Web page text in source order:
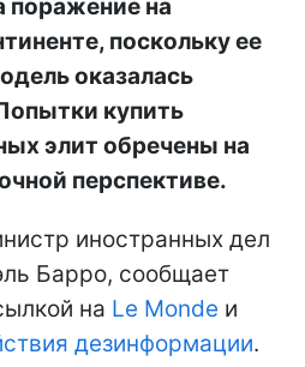
поражение на
поскольку ее
оказалась
купить
элит обречены на
перспективе.
иностранных дел
Барро, сообщает
на Le Monde и
дезинформации.